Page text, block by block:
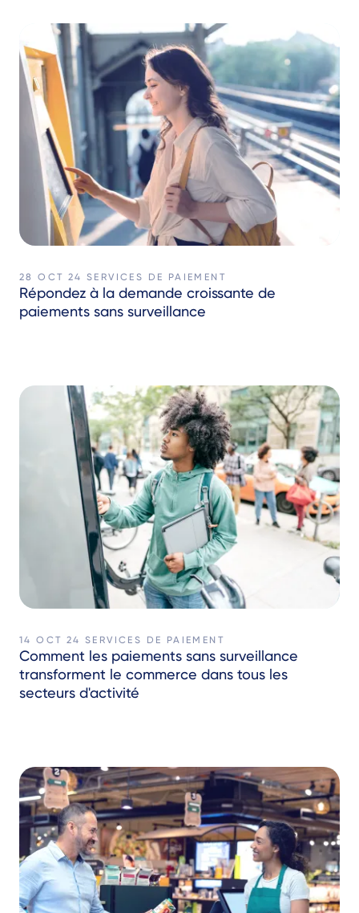
28 OCT 24 SERVICES DE PAIEMENT
Répondez à la demande croissante de
paiements sans surveillance
14 OCT 24 SERVICES DE PAIEMENT
Comment les paiements sans surveillance
transforment le commerce dans tous les
secteurs d'activité